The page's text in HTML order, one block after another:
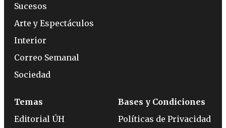
Sucesos
Arte y Espectáculos
Interior
Correo Semanal
Sociedad
Temas
Editorial ÚH
Bases y Condiciones
Políticas de Privacidad